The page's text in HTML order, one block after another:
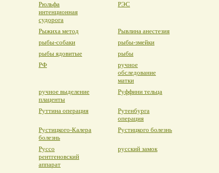
Рюльфа
интенционная
судорога
РЭС
Рыжиха метод
Рывлина анестезия
рыбы-собаки
рыбы-змейки
рыбы ядовитые
рыбы
РФ
ручное
обследование
матки
ручное выделение
плаценты
Руффини тельца
Руттина операция
Рутенбурга
операция
Рустицкого-Калера
болезнь
Рустицкого болезнь
Руссо
рентгеновский
аппарат
русский замок